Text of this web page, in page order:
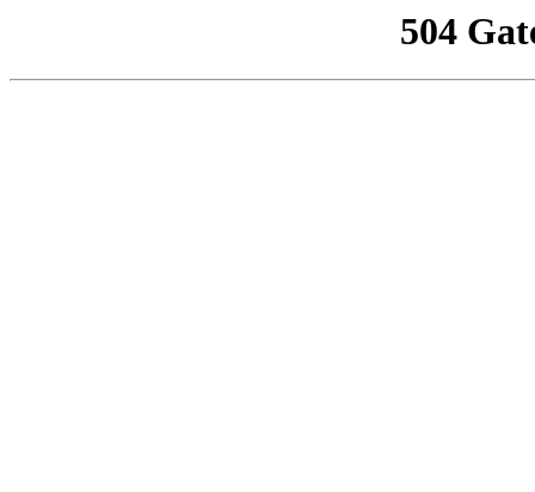
504